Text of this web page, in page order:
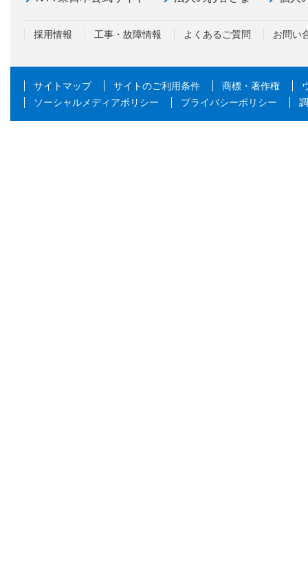
採用情報 工事・故障情報 よくあるご質問 お問い
サイトマップ サイトのご利用条件 商標・著作権
ソーシャルメディアポリシー
プライバシーポリシー